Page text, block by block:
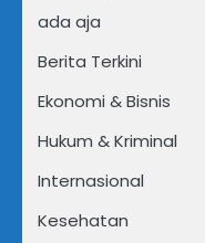
ada aja
Berita Terkini
Ekonomi & Bisnis
Hukum & Kriminal
Internasional
Kesehatan